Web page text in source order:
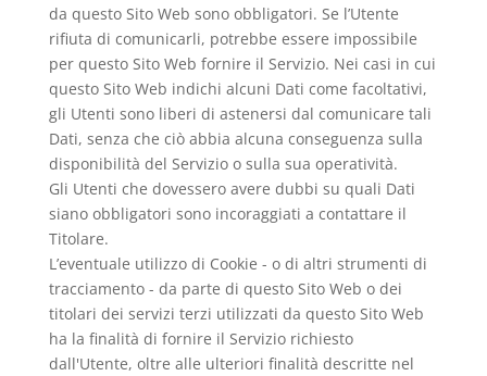
da questo Sito Web sono obbligatori. Se l’Utente
rifiuta di comunicarli, potrebbe essere impossibile
per questo Sito Web fornire il Servizio. Nei casi in cui
questo Sito Web indichi alcuni Dati come facoltativi,
gli Utenti sono liberi di astenersi dal comunicare tali
Dati, senza che ciò abbia alcuna conseguenza sulla
disponibilità del Servizio o sulla sua operatività.
Gli Utenti che dovessero avere dubbi su quali Dati
siano obbligatori sono incoraggiati a contattare il
Titolare.
L’eventuale utilizzo di Cookie - o di altri strumenti di
tracciamento - da parte di questo Sito Web o dei
titolari dei servizi terzi utilizzati da questo Sito Web
ha la finalità di fornire il Servizio richiesto
dall'Utente, oltre alle ulteriori finalità descritte nel